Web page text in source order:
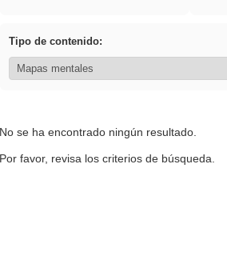
Tipo de contenido:
No se ha encontrado ningún resultado.
Por favor, revisa los criterios de búsqueda.